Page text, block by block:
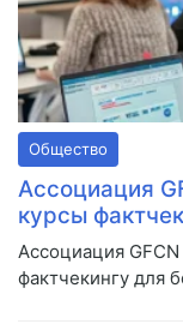
Общество
Ассоциация
курсы
Ассоциация
фактчекингу для